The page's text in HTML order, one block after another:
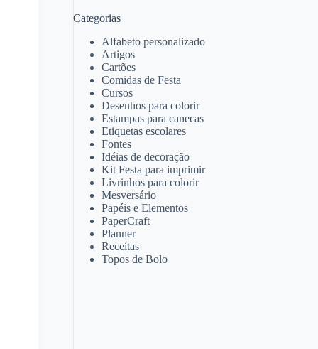
Categorias
Alfabeto personalizado
Artigos
Cartões
Comidas de Festa
Cursos
Desenhos para colorir
Estampas para canecas
Etiquetas escolares
Fontes
Idéias de decoração
Kit Festa para imprimir
Livrinhos para colorir
Mesversário
Papéis e Elementos
PaperCraft
Planner
Receitas
Topos de Bolo